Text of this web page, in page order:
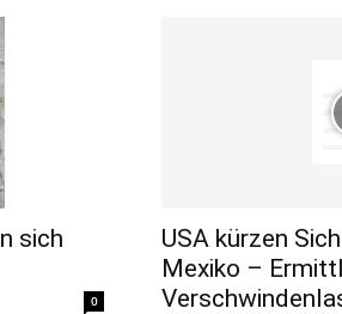
sich
0
USA kürzen
Mexiko –